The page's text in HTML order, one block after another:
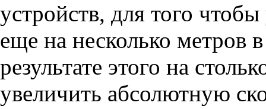
устройств, для того
еще на несколько метров
результате этого на
увеличить абсолютную